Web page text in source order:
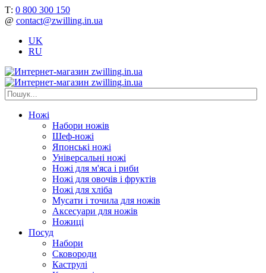
Т: 0 800 300 150
@ contact@zwilling.in.ua
UK
RU
Ножі
Набори ножів
Шеф-ножі
Японські ножі
Універсальні ножі
Ножі для м'яса і риби
Ножі для овочів і фруктів
Ножі для хліба
Мусати і точила для ножів
Аксесуари для ножів
Ножиці
Посуд
Набори
Сковороди
Каструлі